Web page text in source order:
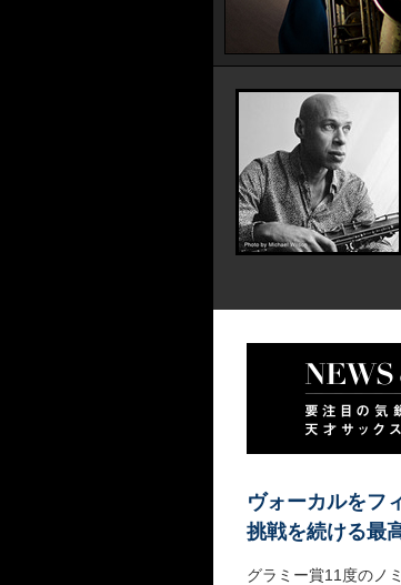
ヴォーカルをフ
挑戦を続ける最
グラミー賞11度のノ